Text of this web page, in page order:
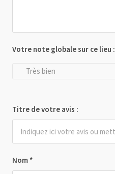
Nom *
Votre note globale sur ce lieu :
Très bien
Titre de votre avis :